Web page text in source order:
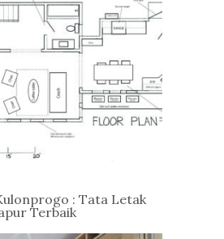
: Tata Letak
Terbaik